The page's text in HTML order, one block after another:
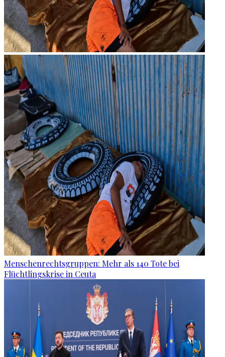
Menschenrechtsgruppen: Mehr als 140 Tote bei
Flüchtlingskrise in Ceuta